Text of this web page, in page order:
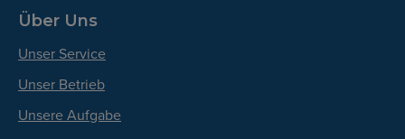
Über Uns
Unser Service
Unser Betrieb
Unsere Aufgabe